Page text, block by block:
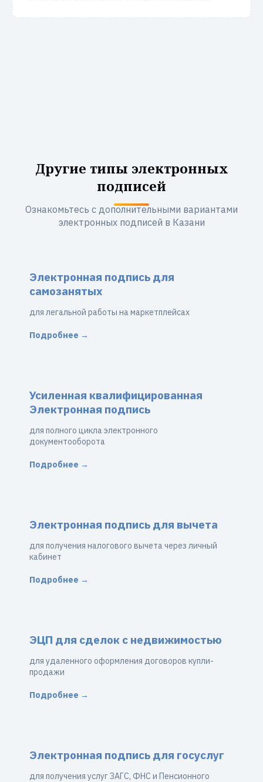
Другие типы электронных
подписей
Ознакомьтесь с дополнительными вариантами
электронных подписей в Казани
Электронная подпись для
самозанятых
для легальной работы на маркетплейсах
Подробнее →
Усиленная квалифицированная
Электронная подпись
для полного цикла электронного
документооборота
Подробнее →
Электронная подпись для вычета
для получения налогового вычета через личный
кабинет
Подробнее →
ЭЦП для сделок с недвижимостью
для удаленного оформления договоров купли-
продажи
Подробнее →
Электронная подпись для госуслуг
для получения услуг ЗАГС, ФНС и Пенсионного